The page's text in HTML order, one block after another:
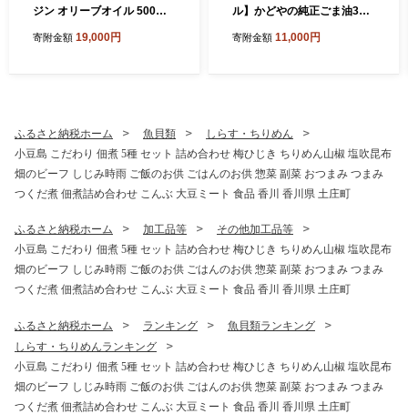
ジン オリーブオイル 500ml
油 パスタ サラダ ドレッシン
で、予めご了承ください。
寄附金額 19,000円
ル】かどやの純正ごま油300
ジナルラベル 食用油 調味料
寄附金額 11,000円
ふるさと納税ホーム 魚貝類
しらす・ちりめん
小豆島 こだわり 佃煮 5種 セット 詰め合わせ 梅ひじき ちりめん山椒 塩吹昆布
畑のビーフ しじみ時雨 ご飯のお供 ごはんのお供 惣菜 副菜 おつまみ つまみ
つくだ煮 佃煮詰め合わせ こんぶ 大豆ミート 食品 香川 香川県 土庄町
ふるさと納税ホーム 加工品等
その他加工品等
小豆島 こだわり 佃煮 5種 セット 詰め合わせ 梅ひじき ちりめん山椒 塩吹昆布
畑のビーフ しじみ時雨 ご飯のお供 ごはんのお供 惣菜 副菜 おつまみ つまみ
つくだ煮 佃煮詰め合わせ こんぶ 大豆ミート 食品 香川 香川県 土庄町
ふるさと納税ホーム ランキング
魚貝類ランキング
しらす・ちりめんランキング
小豆島 こだわり 佃煮 5種 セット 詰め合わせ 梅ひじき ちりめん山椒 塩吹昆布
畑のビーフ しじみ時雨 ご飯のお供 ごはんのお供 惣菜 副菜 おつまみ つまみ
つくだ煮 佃煮詰め合わせ こんぶ 大豆ミート 食品 香川 香川県 土庄町